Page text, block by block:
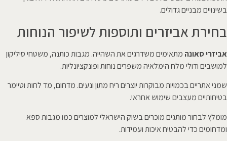
בשינויים מבניים גדולים.
בחירת אביזרים ותוספות לשיפור הנוחות
אביזרי סאונה מתאימים משדרגים את השהייה. מגבות כותנה, משטחי סיליקון
למושבים ודולי מלח הימלאיה משפרים נוחות ופונקציונליות.
שמני אתריים בכמויות מבוקרות יוצרים ריח מתון ונעים. מדחום, מד לחות וטיימר
בטיחותיים מעצבים שימוש אחראי.
מומלץ לבחור מותגים מוכרים בשוק הישראלי למוצרים כמו מגבות ספא
ומדחומים כדי להבטיח איכות ועמידות.